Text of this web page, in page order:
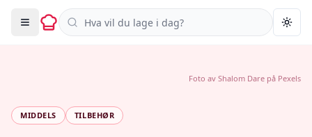
Søk i oppskrifter
MIDDELS TILBEHØR
Foto av Shalom Dare på Pexels